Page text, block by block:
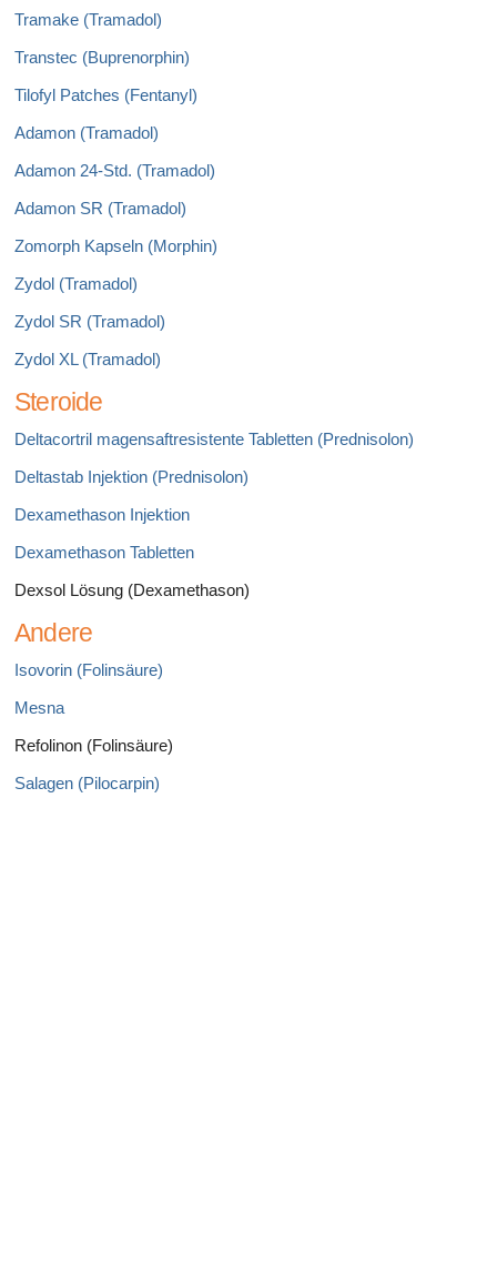
Tramake (Tramadol)
Transtec (Buprenorphin)
Tilofyl Patches (Fentanyl)
Adamon (Tramadol)
Adamon 24-Std. (Tramadol)
Adamon SR (Tramadol)
Zomorph Kapseln (Morphin)
Zydol (Tramadol)
Zydol SR (Tramadol)
Zydol XL (Tramadol)
Steroide
Deltacortril magensaftresistente Tabletten (Prednisolon)
Deltastab Injektion (Prednisolon)
Dexamethason Injektion
Dexamethason Tabletten
Dexsol Lösung (Dexamethason)
Andere
Isovorin (Folinsäure)
Mesna
Refolinon (Folinsäure)
Salagen (Pilocarpin)